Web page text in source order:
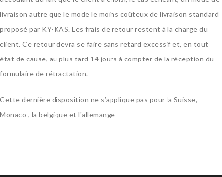
livraison autre que le mode le moins coûteux de livraison standard
proposé par KY-KAS. Les frais de retour restent à la charge du
client. Ce retour devra se faire sans retard excessif et, en tout
état de cause, au plus tard 14 jours à compter de la réception du
formulaire de rétractation.
Cette dernière disposition ne s’applique pas pour la Suisse,
Monaco , la belgique et l'allemange